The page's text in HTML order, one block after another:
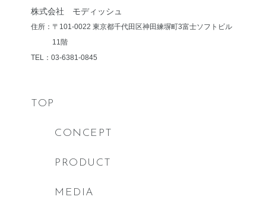
株式会社 モディッシュ
住所：〒101-0022 東京都千代田区神田練塀町3富士ソフトビル
11階
TEL：03-6381-0845
TOP
CONCEPT
PRODUCT
MEDIA